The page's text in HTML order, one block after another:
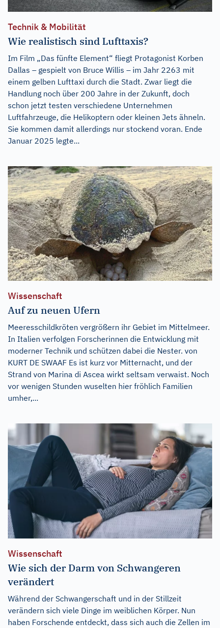
Technik & Mobilität
Wie realistisch sind Lufttaxis?
Im Film „Das fünfte Element“ fliegt Protagonist Korben
Dallas – gespielt von Bruce Willis – im Jahr 2263 mit
einem gelben Lufttaxi durch die Stadt. Zwar liegt die
Handlung noch über 200 Jahre in der Zukunft, doch
schon jetzt testen verschiedene Unternehmen
Luftfahrzeuge, die Helikoptern oder kleinen Jets ähneln.
Sie kommen damit allerdings nur stockend voran. Ende
Januar 2025 legte...
Wissenschaft
Auf zu neuen Ufern
Meeresschildkröten vergrößern ihr Gebiet im Mittelmeer.
In Italien verfolgen Forscherinnen die Entwicklung mit
moderner Technik und schützen dabei die Nester. von
KURT DE SWAAF Es ist kurz vor Mitternacht, und der
Strand von Marina di Ascea wirkt seltsam verwaist. Noch
vor wenigen Stunden wuselten hier fröhlich Familien
umher,...
Wissenschaft
Wie sich der Darm von Schwangeren
verändert
Während der Schwangerschaft und in der Stillzeit
verändern sich viele Dinge im weiblichen Körper. Nun
haben Forschende entdeckt, dass sich auch die Zellen im